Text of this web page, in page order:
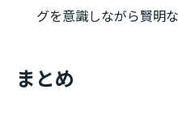
グを意識しながら賢明
まとめ